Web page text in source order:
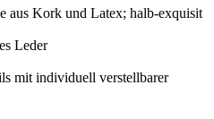
aus Kork und Latex; halb-exquisit
Leder
mit individuell verstellbarer